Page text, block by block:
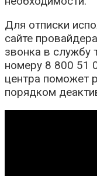
Для отписки
сайте
звонка в службу
номеру 8 800 51
центра поможет
порядком